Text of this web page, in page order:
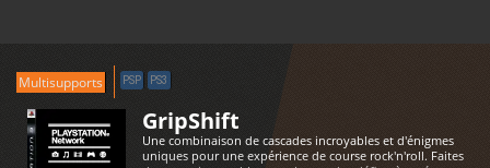
Multisupports PSP PS3
GripShift
Une combinaison de cascades incroyables et d'énigmes
uniques pour une expérience de course rock'n'roll. Faites